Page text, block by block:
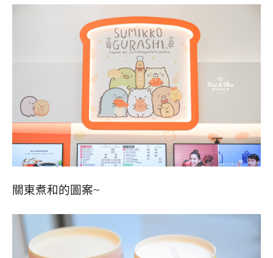
關東煮和的圖案~